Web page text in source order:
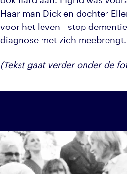
Haar man Dick en dochter
voor het leven - stop
diagnose met zich meebrengt.
(Tekst gaat verder onder de